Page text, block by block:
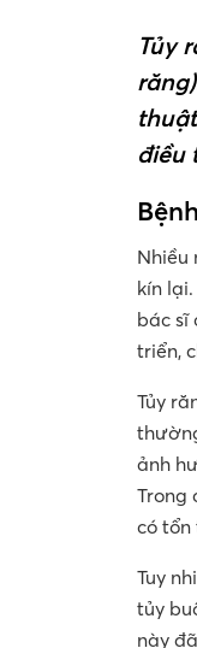
Tủy
điều
Nhiều
kín
bác sĩ
triển,
Tủy
ảnh
Trong
có tổn
Tuy
tủy
này